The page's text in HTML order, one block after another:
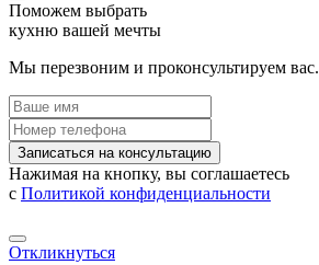
Поможем выбрать
кухню вашей мечты
Мы перезвоним и проконсультируем вас.
Записаться на консультацию
Нажимая на кнопку, вы соглашаетесь
с Политикой конфиденциальности
Откликнуться